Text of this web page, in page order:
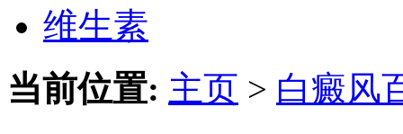
维生素
当前位置: 主页 > 白癜风